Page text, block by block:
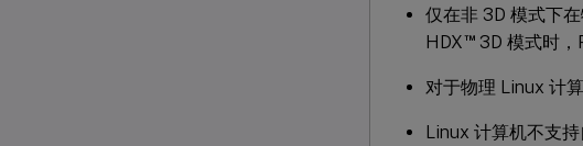
仅在非 3D 模式下
HDX™3D 模式时，
对于物理 Linux 计
Linux 计算机不支持